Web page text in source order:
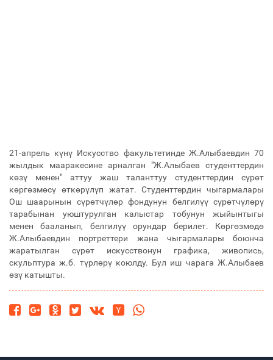
21-апрель күнү Искусство факультетинде Ж.Алыбаевдин 70
жылдык мааракесине арналган "Ж.Алыбаев студенттердин
көзү менен" аттуу жаш таланттуу студенттердин сүрөт
көргөзмөсү өткөрүлүп жатат. Студенттердин чыгармалары
Ош шаарынын сүрөтчүлөр фондунун белгилүү сүрөтчүлөрү
тарабынан уюштурулган калыстар тобунун жыйынтыгы
менен бааланып, белгилүү орундар берилет. Көргөзмөдө
Ж.Алыбаевдин портреттери жана чыгармалары боюнча
жаратылган сүрөт искусствонун графика, живопись,
скульптура ж.б. түрлөрү коюлду. Бул иш чарага Ж.Алыбаев
өзү катышты.